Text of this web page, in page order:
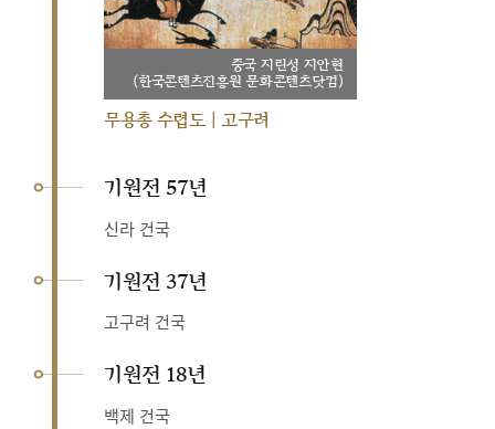
중국 지린성 지안현
(한국콘텐츠진흥원 문화콘텐츠닷컴)
무용총 수렵도 | 고구려
기원전 57년
신라 건국
기원전 37년
고구려 건국
기원전 18년
백제 건국